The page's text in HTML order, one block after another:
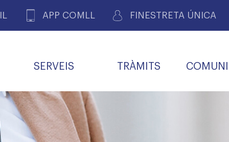
APP COMLL FINESTRETA ÚNICA
DE PACIENTS DE LLEIDA
SERVEIS TRÀMITS